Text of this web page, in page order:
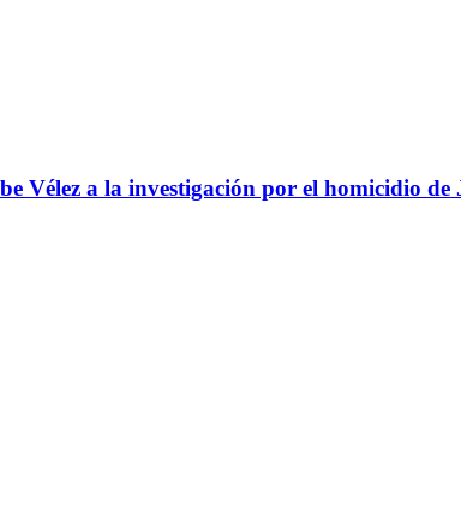
Vélez a la investigación por el homicidio de